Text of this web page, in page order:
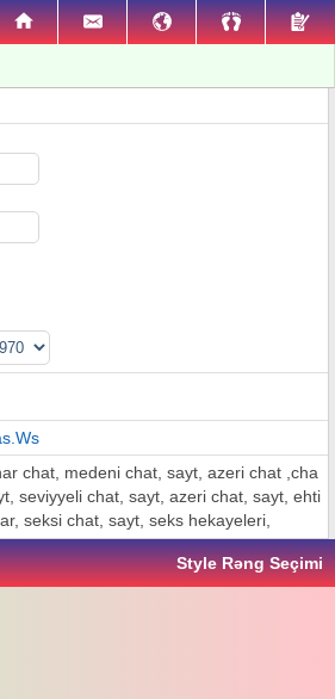
chat, medeni chat, sayt, azeri chat ,cha
seviyyeli chat, sayt, azeri chat, sayt, ehti
seksi chat, sayt, seks hekayeleri,
Style Rəng Seçimi